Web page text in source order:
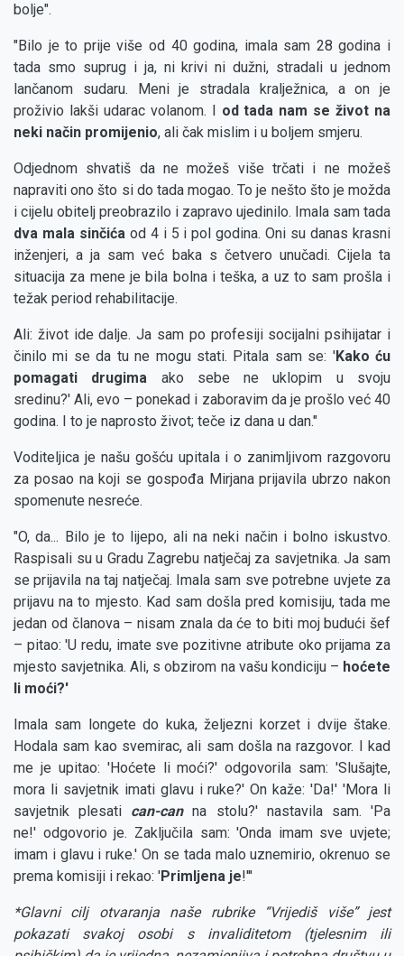
bolje".
"Bilo je to prije više od 40 godina, imala sam 28 godina i
tada smo suprug i ja, ni krivi ni dužni, stradali u jednom
lančanom sudaru. Meni je stradala kralježnica, a on je
proživio lakši udarac volanom. I od tada nam se život na
neki način promijenio, ali čak mislim i u boljem smjeru.
Odjednom shvatiš da ne možeš više trčati i ne možeš
napraviti ono što si do tada mogao. To je nešto što je možda
i cijelu obitelj preobrazilo i zapravo ujedinilo. Imala sam tada
dva mala sinčića od 4 i 5 i pol godina. Oni su danas krasni
inženjeri, a ja sam već baka s četvero unučadi. Cijela ta
situacija za mene je bila bolna i teška, a uz to sam prošla i
težak period rehabilitacije.
Ali: život ide dalje. Ja sam po profesiji socijalni psihijatar i
činilo mi se da tu ne mogu stati. Pitala sam se: 'Kako ću
pomagati drugima ako sebe ne uklopim u svoju
sredinu?' Ali, evo – ponekad i zaboravim da je prošlo već 40
godina. I to je naprosto život; teče iz dana u dan."
Voditeljica je našu gošću upitala i o zanimljivom razgovoru
za posao na koji se gospođa Mirjana prijavila ubrzo nakon
spomenute nesreće.
"O, da... Bilo je to lijepo, ali na neki način i bolno iskustvo.
Raspisali su u Gradu Zagrebu natječaj za savjetnika. Ja sam
se prijavila na taj natječaj. Imala sam sve potrebne uvjete za
prijavu na to mjesto. Kad sam došla pred komisiju, tada me
jedan od članova – nisam znala da će to biti moj budući šef
– pitao: 'U redu, imate sve pozitivne atribute oko prijama za
mjesto savjetnika. Ali, s obzirom na vašu kondiciju – hoćete
li moći?'
Imala sam longete do kuka, željezni korzet i dvije štake.
Hodala sam kao svemirac, ali sam došla na razgovor. I kad
me je upitao: 'Hoćete li moći?' odgovorila sam: 'Slušajte,
mora li savjetnik imati glavu i ruke?' On kaže: 'Da!' 'Mora li
savjetnik plesati can-canna stolu?' nastavila sam. 'Pa
ne!' odgovorio je. Zaključila sam: 'Onda imam sve uvjete;
imam i glavu i ruke.' On se tada malo uznemirio, okrenuo se
prema komisiji i rekao: 'Primljena je!'''
*Glavni cilj otvaranja naše rubrike “Vrijediš više” jest
pokazati svakoj osobi s invaliditetom (tjelesnim ili